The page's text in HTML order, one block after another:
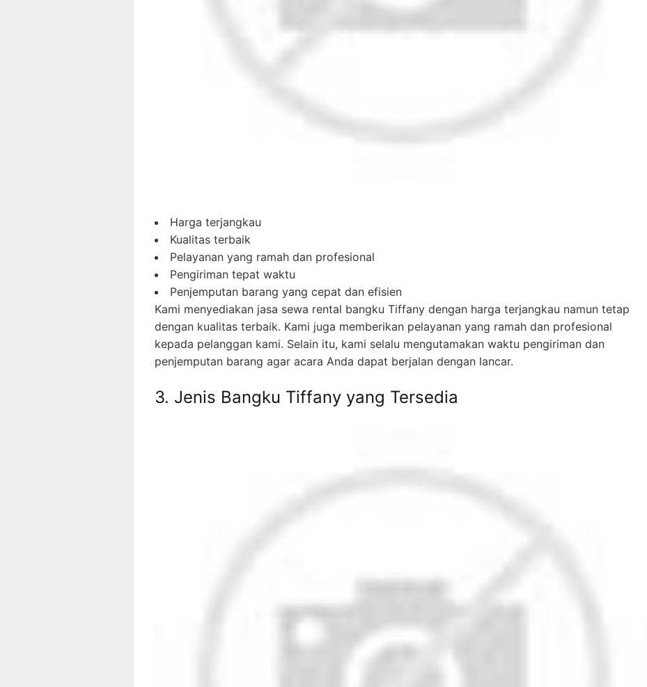
Harga terjangkau
Kualitas terbaik
Pelayanan yang ramah dan profesional
Pengiriman tepat waktu
Penjemputan barang yang cepat dan efisien
Kami menyediakan jasa sewa rental bangku Tiffany dengan harga terjangkau namun tetap
dengan kualitas terbaik. Kami juga memberikan pelayanan yang ramah dan profesional
kepada pelanggan kami. Selain itu, kami selalu mengutamakan waktu pengiriman dan
penjemputan barang agar acara Anda dapat berjalan dengan lancar.
3. Jenis Bangku Tiffany yang Tersedia